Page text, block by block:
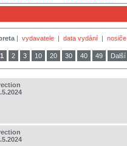
| vydavatele | data vydání | nosiče
1 2 3 10 20 30 40 49 Další